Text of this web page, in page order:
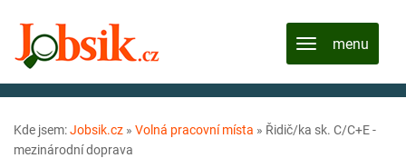
Kde jsem:Jobsik.cz » Volná pracovní místa » Řidič/ka sk. C/C+E -
mezinárodní doprava